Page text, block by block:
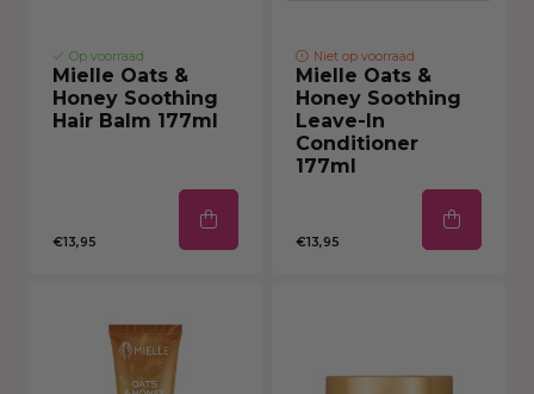
Op voorraad
Mielle Oats &
Honey Soothing
Hair Balm 177ml
€13,95
Niet op voorraad
Mielle Oats &
Honey Soothing
Leave-In
Conditioner
177ml
€13,95